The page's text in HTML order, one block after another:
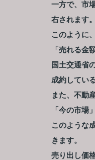
一方で、市
右されます。
このように
「売れる金
国土交通省
成約してい
また、不動
「今の市場
このような
きます。
売り出し価